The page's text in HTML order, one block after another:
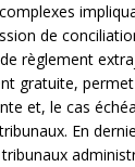
de
règlement
gratuite,
et, le cas
En